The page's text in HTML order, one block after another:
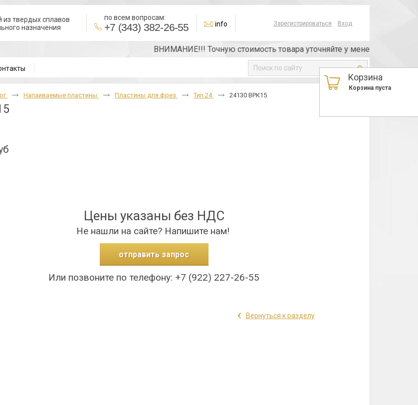
Зарегистрироваться Вход
твердых сплавов
назначения
по всем вопросам:
+7 (343) 382-26-55 info
ВНИМАНИЕ!!! Точную стоимость товара уточняйте у менеджера или по
Корзина
Корзина пуста
Напаиваемые пластины Пластины для фрез Тип 24 24130 ВРК15
Цены указаны без НДС
Не нашли на сайте? Напишите нам!
отправить запрос
Или позвоните по телефону: +7 (922) 227-26-55
‹ Вернуться к разделу